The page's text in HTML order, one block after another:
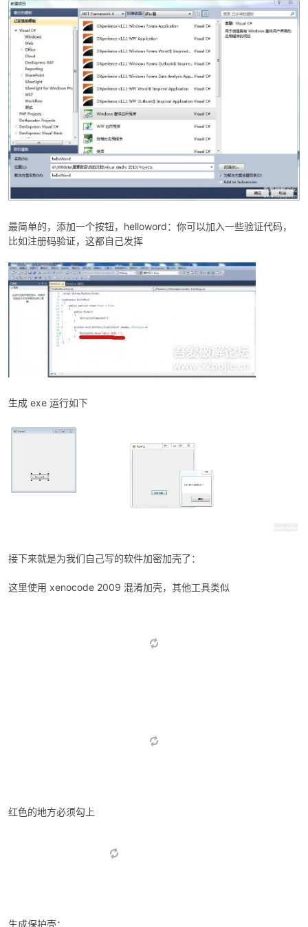
jie.
最简单的，添加一个按钮，helloword：你可以加入一些验证代码，
比如注册码验证，这都自己发挥
生成 exe 运行如下
接下来就是为我们自己写的软件加密加壳了：
这里使用 xenocode 2009 混淆加壳，其他工具类似